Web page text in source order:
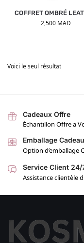
COFFRET OMBRÉ
2,500 MAD
Voici le seul résultat
Cadeaux Offre
Échantillon Offre a
Emballage
Option d’emballage
Service Client 24/
Assistance clientèle